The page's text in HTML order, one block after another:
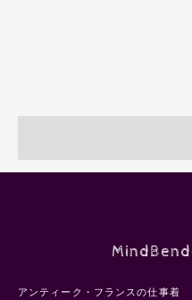
アンティーク・フランスの仕事